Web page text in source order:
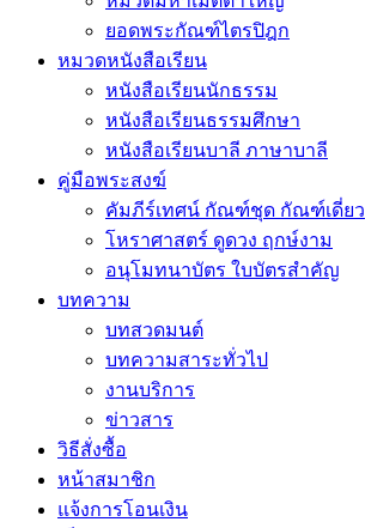
ยอดพระกัณฑ์ไตรปิฎก
หมวดหนังสือเรียน
หนังสือเรียนนักธรรม
หนังสือเรียนธรรมศึกษา
หนังสือเรียนบาลี ภาษาบาลี
คู่มือพระสงฆ์
คัมภีร์เทศน์ กัณฑ์ชุด กัณฑ์เดี่ยว
โหราศาสตร์ ดูดวง ฤกษ์งาม
อนุโมทนาบัตร ใบบัตรสำคัญ
บทความ
บทสวดมนต์
บทความสาระทั่วไป
งานบริการ
ข่าวสาร
วิธีสั่งซื้อ
หน้าสมาชิก
แจ้งการโอนเงิน